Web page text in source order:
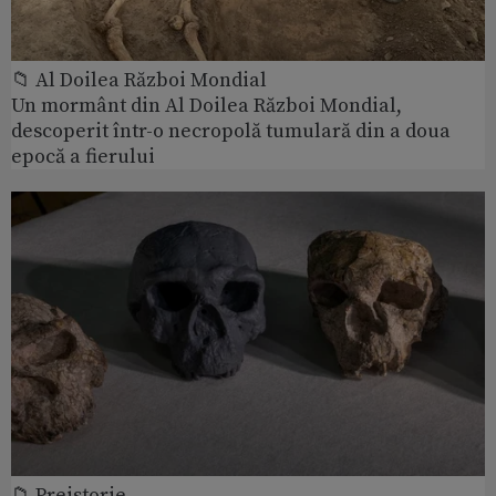
📁 Al Doilea Război Mondial
Un mormânt din Al Doilea Război Mondial,
descoperit într-o necropolă tumulară din a doua
epocă a fierului